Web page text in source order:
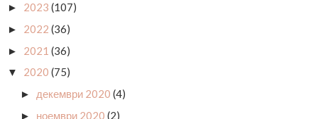
► 2023 (107)
► 2022 (36)
► 2021 (36)
▼ 2020 (75)
► декември 2020 (4)
► ноември 2020 (2)